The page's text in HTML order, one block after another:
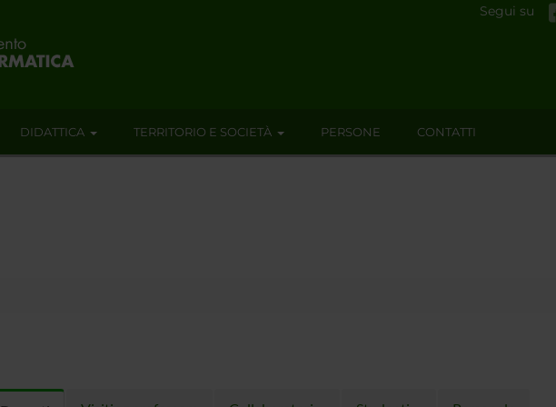
Segui su
DIDATTICA TERRITORIO E SOCIETÀ PERSONE CONTATTI